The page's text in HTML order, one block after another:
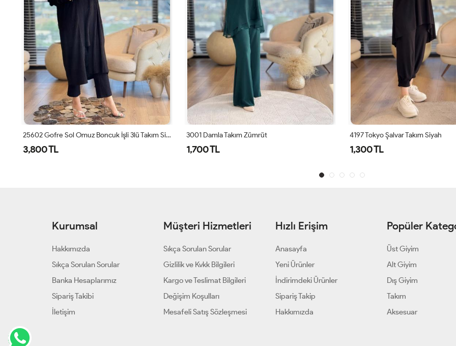
3001 Damla Takım Zümrüt
1,700 TL
4197 Tokyo Şalvar Takım Siyah
1,300 TL 1,500 TL
Kurumsal
Hakkımızda
Sıkça Sorulan Sorular
Banka Hesaplarımız
Sipariş Takibi
İletişim
Müşteri Hizmetleri
Sıkça Sorulan Sorular
Gizlilik ve Kvkk Bilgileri
Kargo ve Teslimat Bilgileri
Değişim Koşulları
Mesafeli Satış Sözleşmesi
Hızlı Erişim
Anasayfa
Yeni Ürünler
İndirimdeki Ürünler
Sipariş Takip
Hakkımızda
Popüler
Üst Giyim
Alt Giyim
Dış Giyim
Takım
Aksesuar